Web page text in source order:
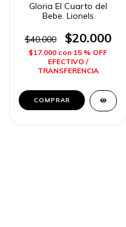
Gloria El Cuarto del
Bebe. Lionels
$40.000 $20.000
$17.000 con 15 % OFF
EFECTIVO /
TRANSFERENCIA